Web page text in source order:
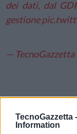
TecnoGazzetta -
Information
dei dati, dal
gestione
—